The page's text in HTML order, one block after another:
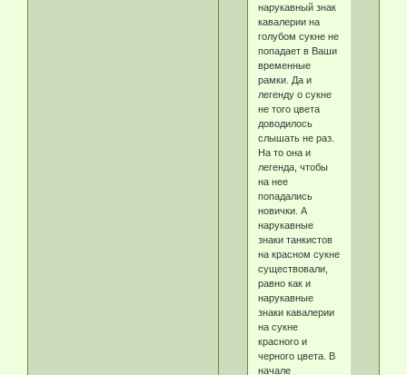
нарукавный знак
кавалерии на
голубом сукне не
попадает в Ваши
временные
рамки. Да и
легенду о сукне
не того цвета
доводилось
слышать не раз.
На то она и
легенда, чтобы
на нее
попадались
новички. А
нарукавные
знаки танкистов
на красном сукне
существовали,
равно как и
нарукавные
знаки кавалерии
на сукне
красного и
черного цвета. В
начале